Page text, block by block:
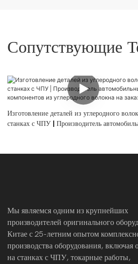
Сопутствующие
Изготовление деталей из углеродного
станках с ЧПУ | Производитель
Мы являемся одним из крупнейших
производителей оригинального
Китае с 25-летним опытом
производства оборудования, включая
на станках с ЧПУ, токарные работы,